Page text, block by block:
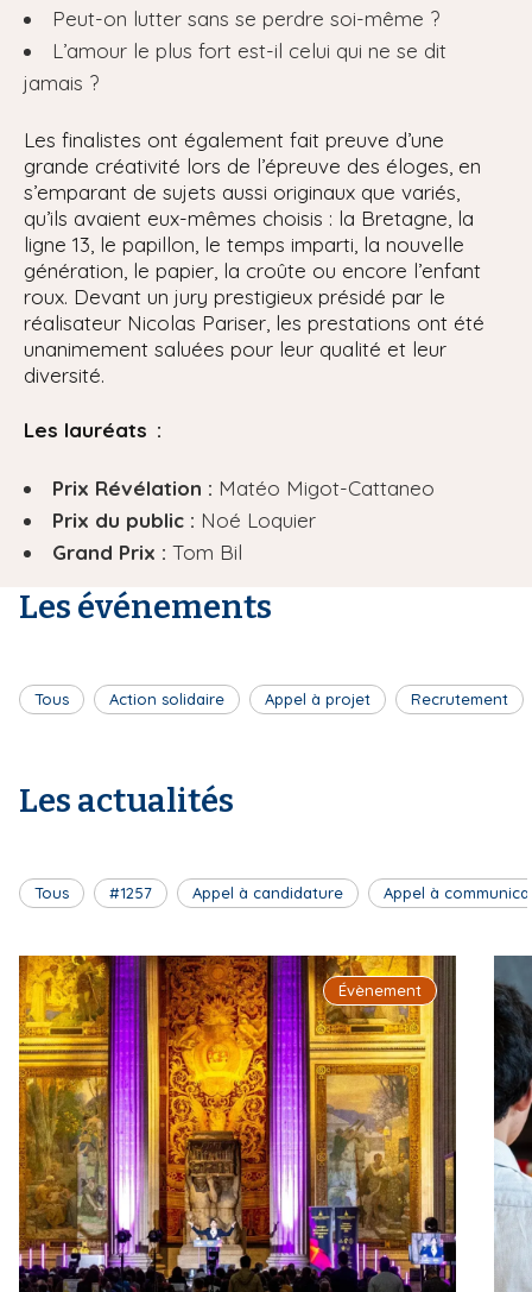
Peut-on lutter sans se perdre soi-même ?
L’amour le plus fort est-il celui qui ne se dit
jamais ?
Les finalistes ont également fait preuve d’une
grande créativité lors de l’épreuve des éloges, en
s’emparant de sujets aussi originaux que variés,
qu’ils avaient eux-mêmes choisis : la Bretagne, la
ligne 13, le papillon, le temps imparti, la nouvelle
génération, le papier, la croûte ou encore l’enfant
roux. Devant un jury prestigieux présidé par le
réalisateur Nicolas Pariser, les prestations ont été
unanimement saluées pour leur qualité et leur
diversité.
Les lauréats :
Prix Révélation : Matéo Migot-Cattaneo
Prix du public : Noé Loquier
Grand Prix : Tom Bil
Les événements
Tous Action solidaire Appel à projet Recrutement
Les actualités
Tous #1257 Appel à candidature Appel à
Évènement